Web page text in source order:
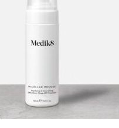
Αυτό
το
παραλλαγές.
Οι
επιλογές